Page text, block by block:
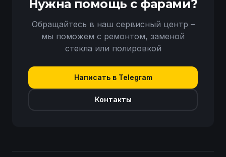
Нужна помощь с фарами?
Обращайтесь в наш сервисный центр –
мы поможем с ремонтом, заменой
стекла или полировкой
Написать в Telegram
Контакты